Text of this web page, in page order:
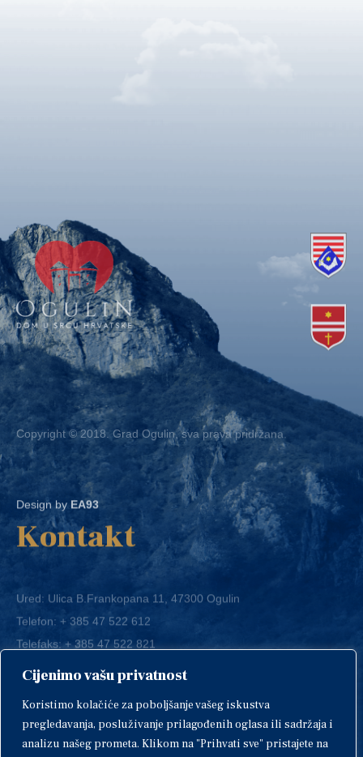
Cijenimo vašu privatnost
Koristimo kolačiće za poboljšanje vašeg iskustva
pregledavanja, posluživanje prilagođenih oglasa ili sadržaja i
analizu našeg prometa. Klikom na "Prihvati sve" pristajete na
Copyright © 2018. Grad Ogulin, sva prava pridržana.
Design byEA93
Kontakt
Ured: Ulica B.Frankopana 11, 47300 Ogulin
Telefon:+ 385 47 522 612
Telefaks:+ 385 47 522 821
E-mail:grad-ogulin@ogulin.hr
IBAN: HR1424020061829700009